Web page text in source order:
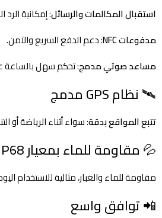
استقبال المكالمات والرسائل: إمكانية الرد
مدفوعات NFC
: دعم الدفع السريع والآمن.
مساعد صوتي مدمج: تحكم سهل بالساعة
🛰️ نظام GPS مدمج
تتبع المواقع بدقة: سواء أثناء الرياضة أو
💦 مقاومة للماء بمعيار IP68
مقاومة للماء والغبار، مثالية للاستخدام
📲 توافق واسع